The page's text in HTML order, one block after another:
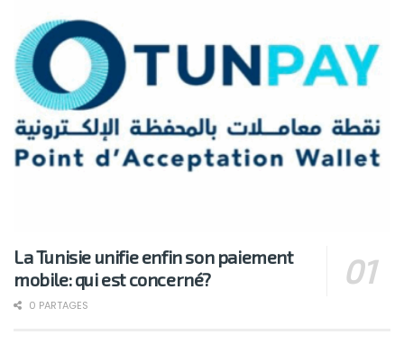
La Tunisie unifie enfin son paiement
mobile: qui est concerné?
0 PARTAGES